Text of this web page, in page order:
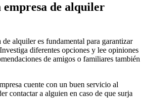
empresa de alquiler
alquiler es fundamental para garantizar
diferentes opciones y lee opiniones
de amigos o familiares también
cuente con un buen servicio al
contactar a alguien en caso de que surja